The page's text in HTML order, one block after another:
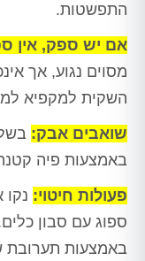
התפשטות.
אם יש ספק, אין
מסוים נגוע, אך
השקית למקפיא
שואבים אבק:
באמצעות פיה
פעולות חיטוי:
ספוג עם סבון
באמצעות תערובת